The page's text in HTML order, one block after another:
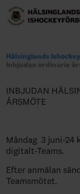
Hälsinglands
Inbjudan ordinarie
INBJUDAN
ÅRSMÖTE
Måndag 3 juni-24
digitalt-Teams.
Efter anmälan
Teamsmötet.